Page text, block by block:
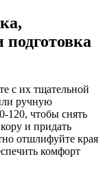
с их тщательной
ручную
120, чтобы снять
и придать
отшлифуйте края
комфорт